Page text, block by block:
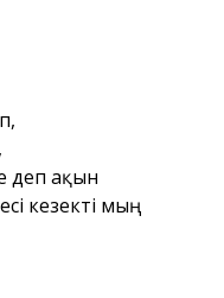
деп ақын
кезекті мың